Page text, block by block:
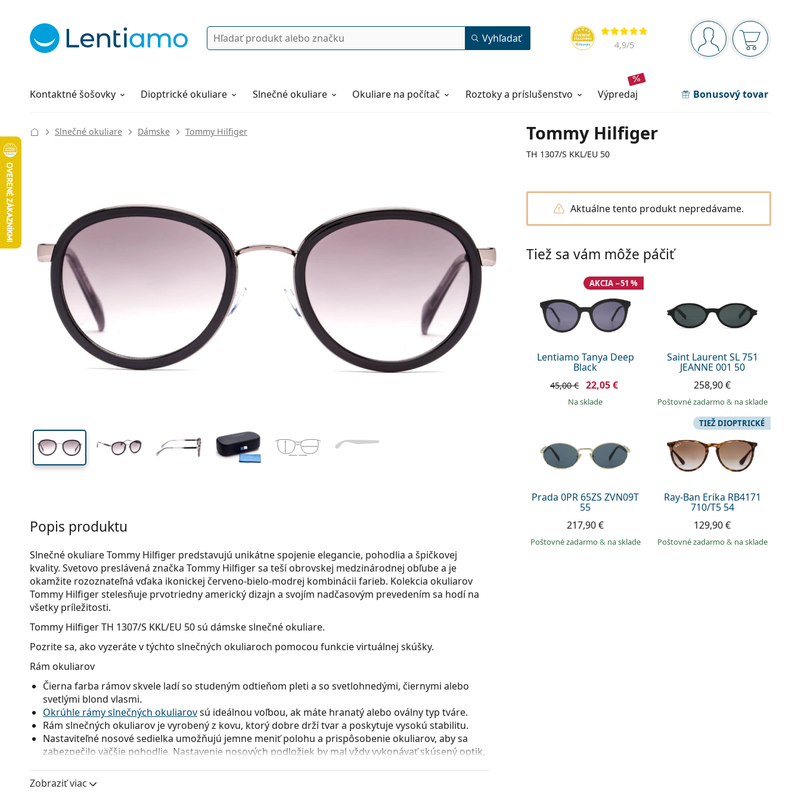
Navigačný panel
ste prihláseníNákupný
Hodnotenia
4,9/5
Vyhľadávanie Vyhľadať
Kontaktné šošovky
Roztoky Dioptrické okuliare Slnečné okuliare Okuliare na počítač Roztoky a príslušenstvo výpredaj Bonusový tovar
Všetko o nákupe
Tommy Hilfiger
TH 1307/S KKL/EU 50
Slnečné okuliare Dámske Tommy Hilfiger
50 mm
Výška očnice
50 mm
Šírka očnice
22
Šírka
mostíka
Aktuálne tento produkt nepredávame.
Tiež sa vám môže páčiť
Lentiamo Tanya Deep
Black
AKCIA −51 %
45,00 € 22,05 €
na sklade
Saint Laurent SL 751
JEANNE 001 50
258,90 €
Poštovné zadarmo& na sklade
Prada 0PR 65ZS ZVN09T
55
217,90 €
Poštovné zadarmo& na sklade
Ray-Ban Erika RB4171
710/T5 54
TIEŽ DIOPTRICKÉ
129,90 €
Poštovné zadarmo& na sklade
Popis produktu
Slnečné okuliare Tommy Hilfiger predstavujú unikátne spojenie elegancie, pohodlia a špičkovej
kvality. Svetovo preslávená značka Tommy Hilfiger sa teší obrovskej ​​medzinárodnej obľube a je
okamžite rozoznateľná vďaka ikonickej červeno-bielo-modrej kombinácii farieb. Kolekcia okuliarov
Tommy Hilfiger stelesňuje prvotriedny americký dizajn a svojím nadčasovým prevedením sa hodí na
všetky príležitosti.
Tommy Hilfiger TH 1307/S KKL/EU 50sú dámske slnečné okuliare.
Pozrite sa, ako vyzeráte v týchto slnečných okuliaroch pomocou funkcie virtuálnej skúšky.
Rám okuliarov
Čierna farba rámov skvele ladí so studeným odtieňom pleti a so svetlohnedými, čiernymi alebo
svetlými blond vlasmi.
Okrúhle rámy slnečných okuliarovsú ideálnou voľbou, ak máte hranatý alebo oválny typ tváre.
Rám slnečných okuliarov je vyrobený z kovu, ktorý dobre drží tvar a poskytuje vysokú stabilitu.
Nastaviteľné nosové sedielka umožňujú jemne meniť polohu a prispôsobenie okuliarov, aby sa
zabezpečilo väčšie pohodlie. Nastavenie nosových podložiek by mal vždy vykonávať skúsený optik,
Okuliarové šošovky
Zobraziť viac